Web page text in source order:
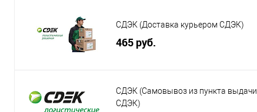
СДЭК (Доставка курьером СДЭК)
465 руб.
СДЭК (Самовывоз из пункта выдачи
СДЭК)